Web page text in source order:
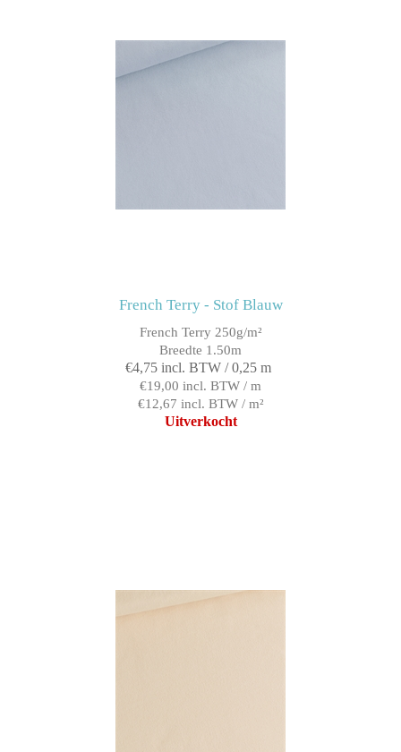
French Terry - Stof Blauw
French Terry 250g/m²
Breedte 1.50m
€4,75 incl. BTW / 0,25 m
€19,00 incl. BTW / m
€12,67 incl. BTW / m²
Uitverkocht